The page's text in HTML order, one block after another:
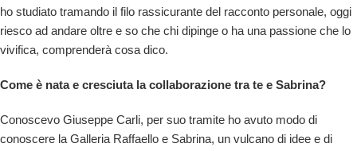
ho studiato tramando il filo rassicurante del racconto personale, oggi
riesco ad andare oltre e so che chi dipinge o ha una passione che lo
vivifica, comprenderà cosa dico.
Come è nata e cresciuta la collaborazione tra te e Sabrina?
Conoscevo Giuseppe Carli, per suo tramite ho avuto modo di
conoscere la Galleria Raffaello e Sabrina, un vulcano di idee e di